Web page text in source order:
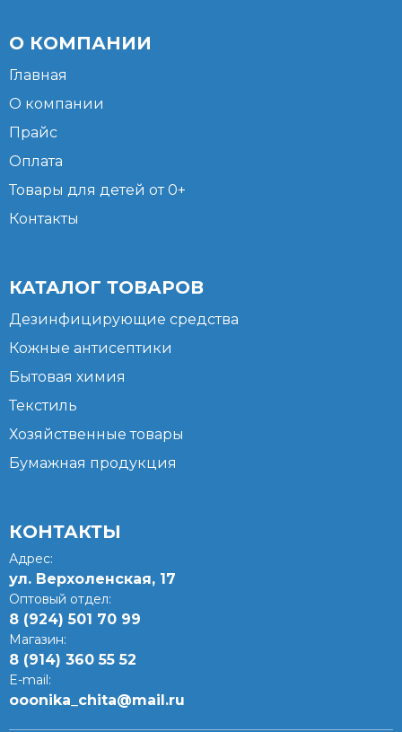
О КОМПАНИИ
Главная
О компании
Прайс
Оплата
Товары для детей от 0+
Контакты
КАТАЛОГ ТОВАРОВ
Дезинфицирующие средства
Кожные антисептики
Бытовая химия
Текстиль
Хозяйственные товары
Бумажная продукция
КОНТАКТЫ
Адрес:
ул. Верхоленская, 17​
Оптовый отдел:
8 (924) 501 70 99
Магазин:
8 (914) 360 55 52
E-mail:
ooonika_chita@mail.ru